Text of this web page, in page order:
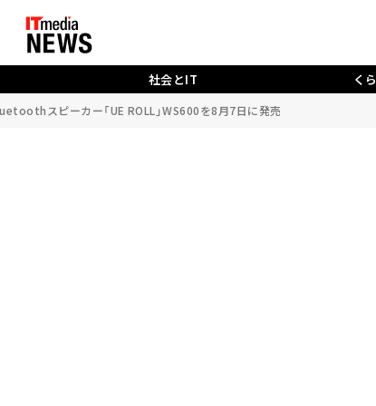
社会とIT く
スピーカー「UE ROLL」WS600を8月7日に発売